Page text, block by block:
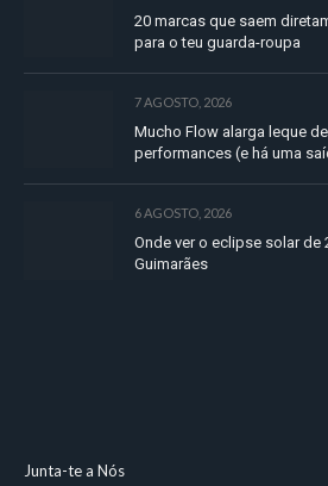
20 marcas que saem
para o teu guarda-roupa
7 AGOSTO, 2026
Mucho Flow alarga leque
performances (e há uma
6 AGOSTO, 2026
Onde ver o eclipse solar de
Guimarães
Junta-te a Nós